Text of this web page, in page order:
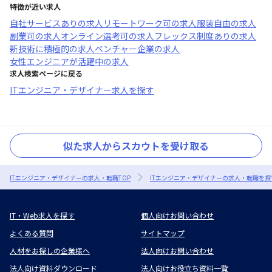
特徴が近い求人
自社サービスあり の求人 リモートワーク可の求人服装自由の求人
副業可の求人オンライン選考可の求人フレックス制度あり の求人
新技術に積極的の求人ベンチャー企業の求人
女性エンジニアが活躍中の求人
求人検索ページに戻る
ITエンジニア・デザイナー求人を探す
似た求人からスカウトを受け取る
ITエンジニア・デザイナーの求人・転職TOP ITエンジニア・デザイナーの求人・転職を
IT・Web求人を探す
個人向けお問い合わせ
よくある質問
サイトマップ
人材をお探しの企業様へ
法人向けお問い合わせ
法人向け資料ダウンロード
法人向けお役立ち資料一覧